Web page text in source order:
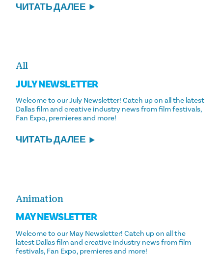
ЧИТАТЬ ДАЛЕЕ
All
JULY NEWSLETTER
Welcome to our July Newsletter! Catch up on all the latest
Dallas film and creative industry news from film festivals,
Fan Expo, premieres and more!
ЧИТАТЬ ДАЛЕЕ
Animation
MAY NEWSLETTER
Welcome to our May Newsletter! Catch up on all the
latest Dallas film and creative industry news from film
festivals, Fan Expo, premieres and more!